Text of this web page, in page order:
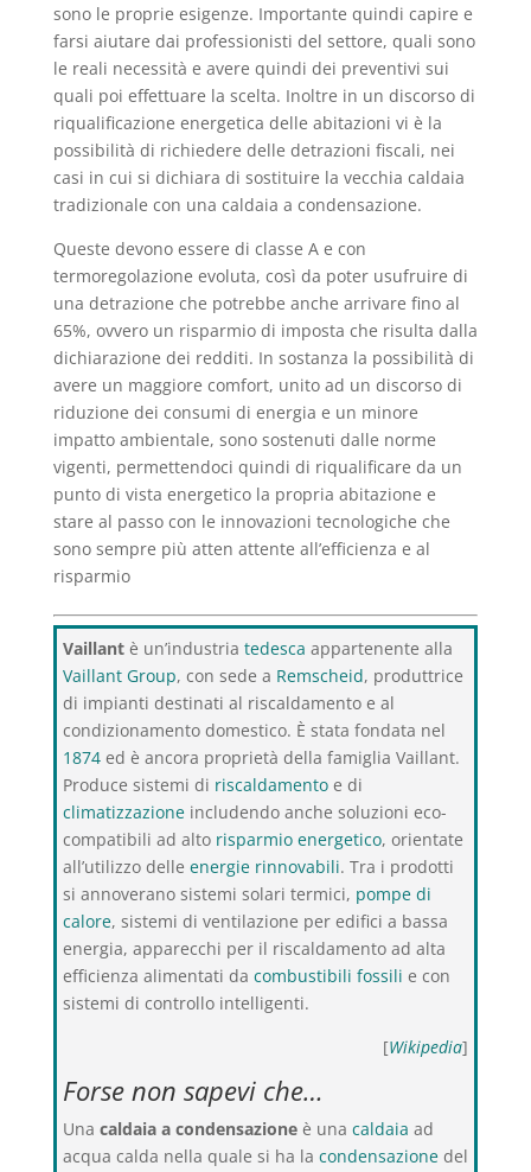
sono le proprie esigenze. Importante quindi capire e
farsi aiutare dai professionisti del settore, quali sono
le reali necessità e avere quindi dei preventivi sui
quali poi effettuare la scelta. Inoltre in un discorso di
riqualificazione energetica delle abitazioni vi è la
possibilità di richiedere delle detrazioni fiscali, nei
casi in cui si dichiara di sostituire la vecchia caldaia
tradizionale con una caldaia a condensazione.
Queste devono essere di classe A e con
termoregolazione evoluta, così da poter usufruire di
una detrazione che potrebbe anche arrivare fino al
65%, ovvero un risparmio di imposta che risulta dalla
dichiarazione dei redditi. In sostanza la possibilità di
avere un maggiore comfort, unito ad un discorso di
riduzione dei consumi di energia e un minore
impatto ambientale, sono sostenuti dalle norme
vigenti, permettendoci quindi di riqualificare da un
punto di vista energetico la propria abitazione e
stare al passo con le innovazioni tecnologiche che
sono sempre più atten attente all’efficienza e al
risparmio
Vaillantè un’industria tedesca appartenente alla
Vaillant Group, con sede a Remscheid, produttrice
di impianti destinati al riscaldamento e al
condizionamento domestico. È stata fondata nel
1874ed è ancora proprietà della famiglia Vaillant.
Produce sistemi di riscaldamentoe di
climatizzazioneincludendo anche soluzioni eco-
compatibili ad alto risparmio energetico, orientate
all’utilizzo delle energie rinnovabili. Tra i prodotti
si annoverano sistemi solari termici, pompe di
calore, sistemi di ventilazione per edifici a bassa
energia, apparecchi per il riscaldamento ad alta
efficienza alimentati da combustibili fossili e con
sistemi di controllo intelligenti.
[Wikipedia]
Forse non sapevi che…
Una caldaia a condensazioneè una caldaia ad
acqua calda nella quale si ha la condensazionedel